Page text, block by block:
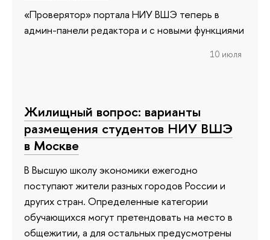
«Проверятор» портала НИУ ВШЭ теперь в
админ-панели редактора и с новыми функциями
10 июля
Жилищный вопрос: варианты
размещения студентов НИУ ВШЭ
в Москве
В Высшую школу экономики ежегодно
поступают жители разных городов России и
других стран. Определенные категории
обучающихся могут претендовать на место в
общежитии, а для остальных предусмотрены